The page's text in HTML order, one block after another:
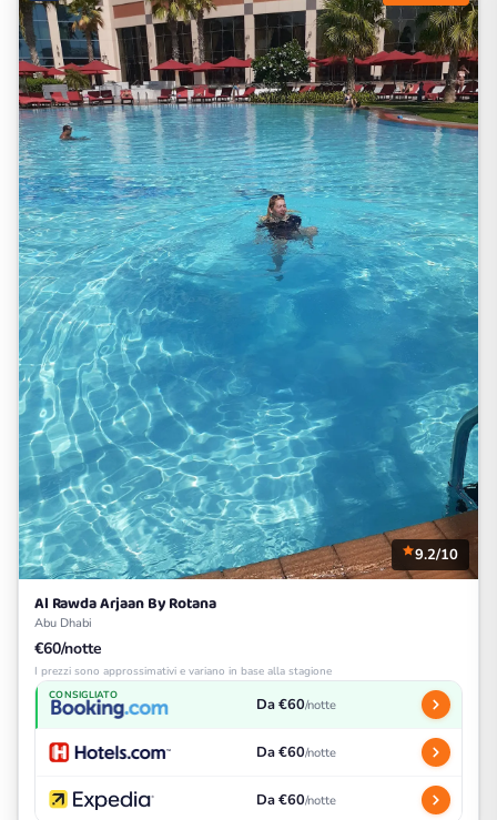
9.2/10
Al Rawda Arjaan By Rotana
Abu Dhabi
€60/notte
I prezzi sono approssimativi e variano in base alla stagione
CONSIGLIATO Da €60/notte
Da €60/notte
Da €60/notte